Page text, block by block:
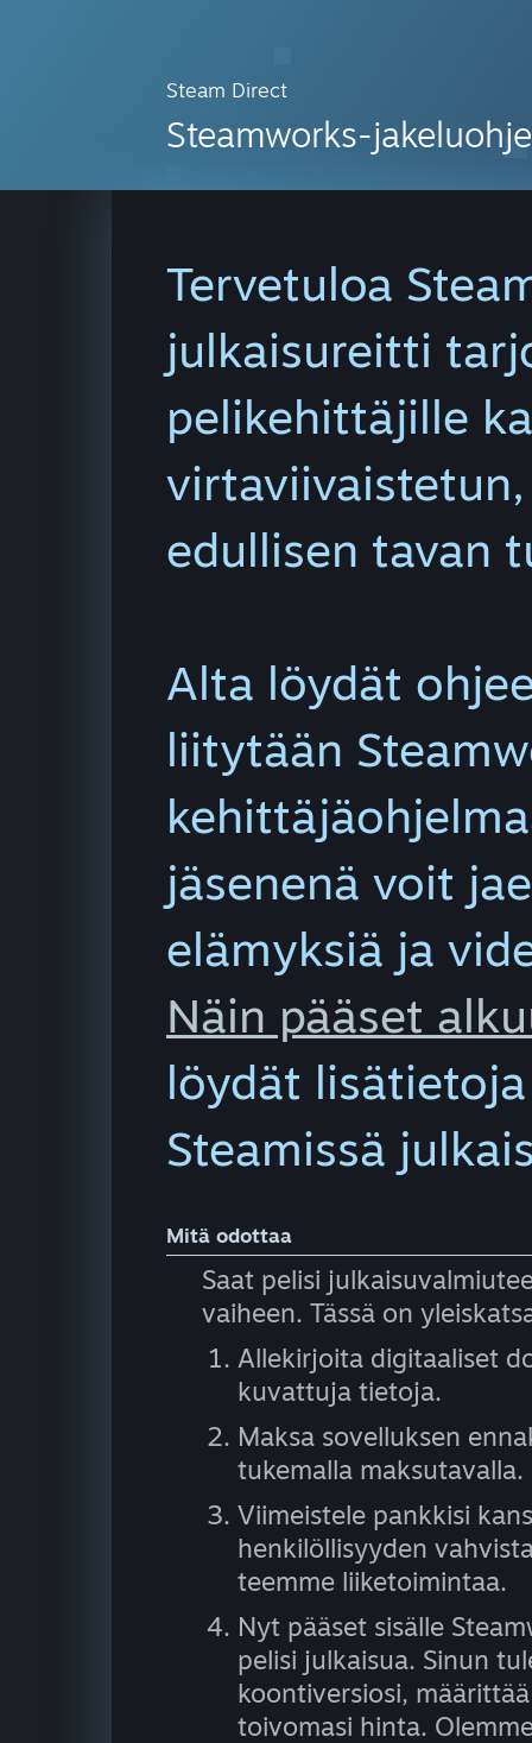
Steam Direct
Steamworks-
Tervetuloa
julkaisureitti
pelikehittäjille
edullisen tavan
Alta löydät
liitytään
jäsenenä voit
elämyksiä ja
Näin pääset
löydät
Steamissä
Mitä odottaa
Saat pelisi
vaiheen. Tässä on
Allekirjoita digitaaliset
kuvattuja tietoja.
Maksa sovelluksen
tukemalla maksutavalla.
Viimeistele pankkisi
henkilöllisyyden
teemme liiketoimintaa.
Nyt pääset sisälle
pelisi julkaisua. Sinun
koontiversiosi,
toivomasi hinta.